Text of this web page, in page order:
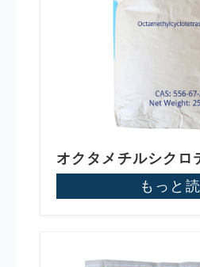
オクタメチルシクロ
ン
もっと